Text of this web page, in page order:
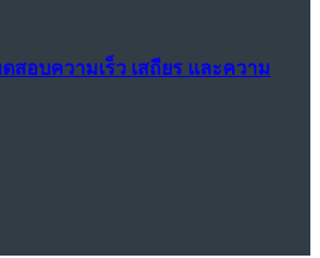
ดสอบความเร็ว เสถียร และความ